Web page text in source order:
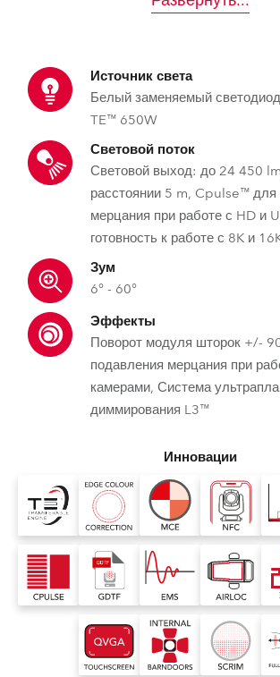
Источник света
Белый заменяемый
TE™ 650W
Световой поток
Световой выход: до 24 450
расстоянии 5 m, Cpulse™ для
мерцания при работе с HD и
готовность к работе с 8K и
Зум
6° - 60°
Эффекты
Поворот модуля шторок +/-
подавления мерцания при
камерами, Система
диммирования L3™
Инновации